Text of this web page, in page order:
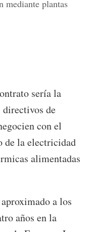
mediante plantas
sería la
de
con el
de la electricidad
alimentadas
a los
años en la